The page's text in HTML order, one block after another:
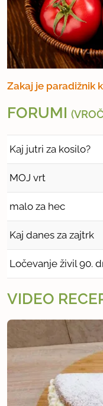
Zakaj je paradižnik
FORUMI
Kaj jutri za kosilo?
MOJ vrt
malo za hec
Kaj danes za zajtrk
Ločevanje živil 90.
VIDEO